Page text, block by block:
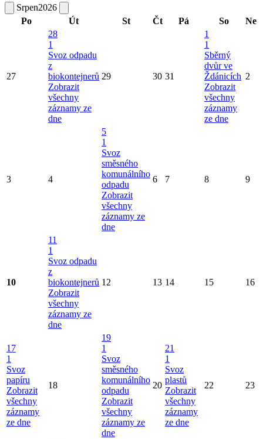
Srpen2026
Po
Út St Čt Pá So Ne
27
28
1
Svoz odpadu
z
biokontejnerů
Zobrazit
všechny
záznamy ze
dne
29 30 31
1
1
Sběrný
dvůr ve
Ždánicích
Zobrazit
všechny
záznamy
ze dne
2
3 4
5
1
Svoz
směsného
komunálního
odpadu
Zobrazit
všechny
záznamy ze
dne
6 7 8 9
10
11
1
Svoz odpadu
z
biokontejnerů
Zobrazit
všechny
záznamy ze
dne
12 13 14 15 16
17
1
Svoz
papíru
Zobrazit
všechny
záznamy
ze dne
18
19
1
Svoz
směsného
komunálního
odpadu
Zobrazit
všechny
záznamy ze
dne
20
21
1
Svoz
plastů
Zobrazit
všechny
záznamy
ze dne
22 23